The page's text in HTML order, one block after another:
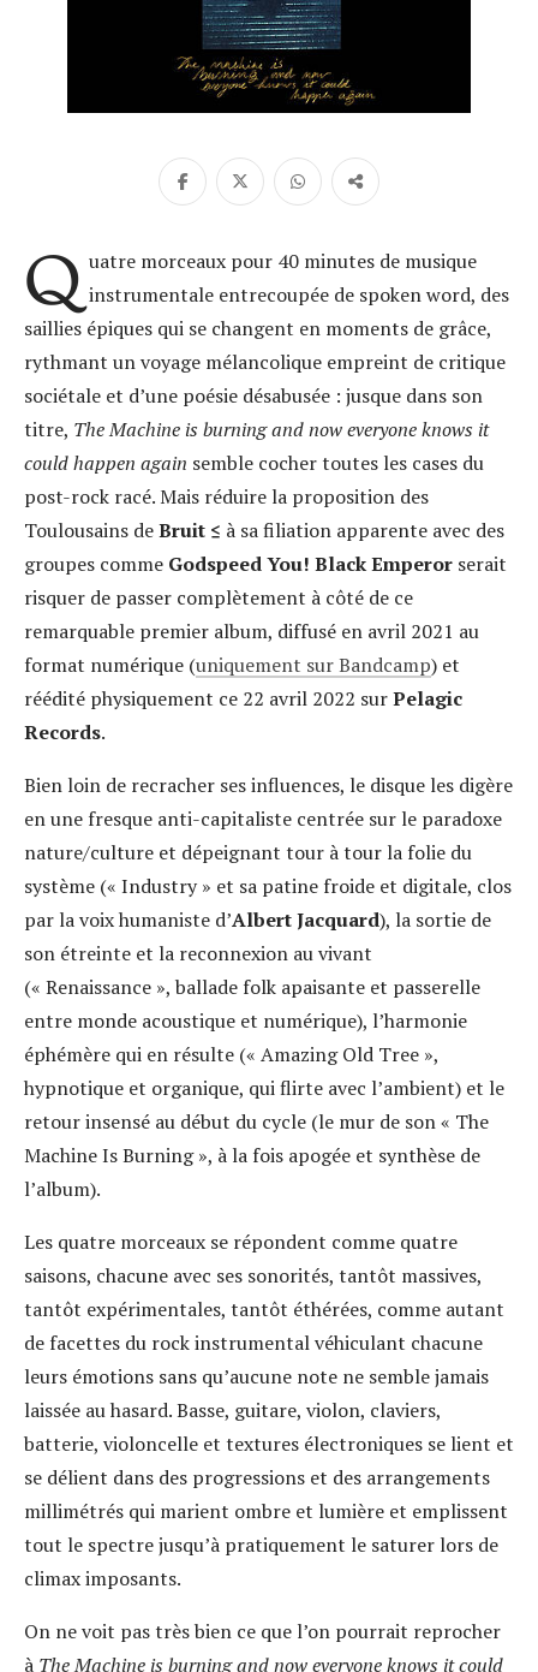
Q uatre morceaux pour 40 minutes de musique
instrumentale entrecoupée de spoken word, des
saillies épiques qui se changent en moments de grâce,
rythmant un voyage mélancolique empreint de critique
sociétale et d’une poésie désabusée : jusque dans son
titre, The Machine is burning and now everyone knows it
could happen again semble cocher toutes les cases du
post-rock racé. Mais réduire la proposition des
Toulousains deBruit ≤ à sa filiation apparente avec des
groupes comme Godspeed You! Black Emperor serait
risquer de passer complètement à côté de ce
remarquable premier album, diffusé en avril 2021 au
format numérique (uniquement sur Bandcamp) et
réédité physiquement ce 22 avril 2022 surPelagic
Records.
Bien loin de recracher ses influences, le disque les digère
en une fresque anti-capitaliste centrée sur le paradoxe
nature/culture et dépeignant tour à tour la folie du
système (« Industry » et sa patine froide et digitale, clos
par la voix humaniste d’Albert Jacquard), la sortie de
son étreinte et la reconnexion au vivant
(« Renaissance », ballade folk apaisante et passerelle
entre monde acoustique et numérique), l’harmonie
éphémère qui en résulte (« Amazing Old Tree »,
hypnotique et organique, qui flirte avec l’ambient) et le
retour insensé au début du cycle (le mur de son « The
Machine Is Burning », à la fois apogée et synthèse de
l’album).
Les quatre morceaux se répondent comme quatre
saisons, chacune avec ses sonorités, tantôt massives,
tantôt expérimentales, tantôt éthérées, comme autant
de facettes du rock instrumental véhiculant chacune
leurs émotions sans qu’aucune note ne semble jamais
laissée au hasard. Basse, guitare, violon, claviers,
batterie, violoncelle et textures électroniques se lient et
se délient dans des progressions et des arrangements
millimétrés qui marient ombre et lumière et emplissent
tout le spectre jusqu’à pratiquement le saturer lors de
climax imposants.
On ne voit pas très bien ce que l’on pourrait reprocher
à The Machine is burning and now everyone knows it could